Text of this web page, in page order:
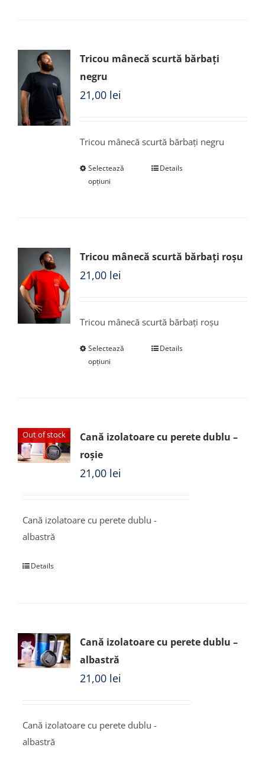
Tricou mânecă scurtă bărbați
negru
21,00 lei
Tricou mânecă scurtă bărbați negru
Selectează
opțiuni
Details
Tricou mânecă scurtă bărbați roșu
21,00 lei
Tricou mânecă scurtă bărbați roșu
Selectează
opțiuni
Details
Out of stock
Cană izolatoare cu perete dublu –
roșie
21,00 lei
Cană izolatoare cu perete dublu -
albastră
Details
Cană izolatoare cu perete dublu –
albastră
21,00 lei
Cană izolatoare cu perete dublu -
albastră